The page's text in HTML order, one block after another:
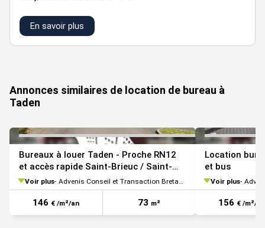
bât/lot typologie surface
En savoir plus
Annonces similaires de location de bureau à
Taden
Bureaux à louer Taden - Proche RN12
et accès rapide Saint-Brieuc / Saint-
Malo
Voir plus Advenis Conseil et Transaction Bretagne
146 € /m²/an 73 m²
Location
et bus
Voir plus
156 € /m²/an